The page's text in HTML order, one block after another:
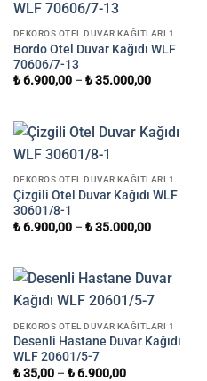
DEKOROS OTEL DUVAR KAĞITLARI 1
Bordo Otel Duvar Kağıdı WLF
70606/7-13
₺6.900,00– ₺35.000,00
DEKOROS OTEL DUVAR KAĞITLARI 1
Çizgili Otel Duvar Kağıdı WLF
30601/8-1
₺6.900,00– ₺35.000,00
DEKOROS OTEL DUVAR KAĞITLARI 1
Desenli Hastane Duvar Kağıdı
WLF 20601/5-7
₺35,00– ₺6.900,00